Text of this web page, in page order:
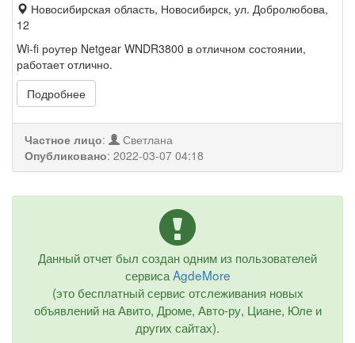
Новосибирская область, Новосибирск, ул. Добролюбова,
12
Wi-fi роутер Netgear WNDR3800 в отличном состоянии,
работает отлично.
Подробнее
Частное лицо:
Светлана
Опубликовано: 2022-03-07 04:18
Данный отчет был создан одним из пользователей
сервисаAgdeMore
(это бесплатный сервис отслеживания новых
объявлений на Авито, Дроме, Авто-ру, Циане, Юле и
других сайтах).